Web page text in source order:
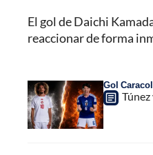
El gol de Daichi
reaccionar de forma
Gol Caracol